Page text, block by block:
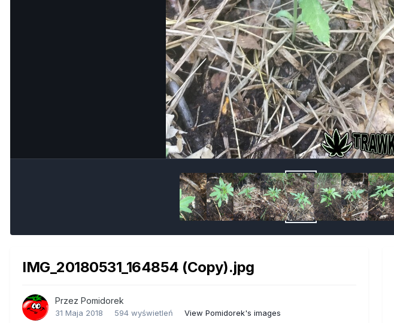
IMG_20180531_164854 (Copy).jpg
Przez Pomidorek
31 Maja 2018 594 wyświetleń View Pomidorek's images